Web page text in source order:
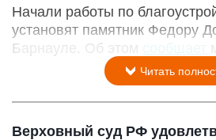
Начали работы по
установят памятник Федору
Барнауле. Об этом
сообщает
Читать
Верховный суд РФ